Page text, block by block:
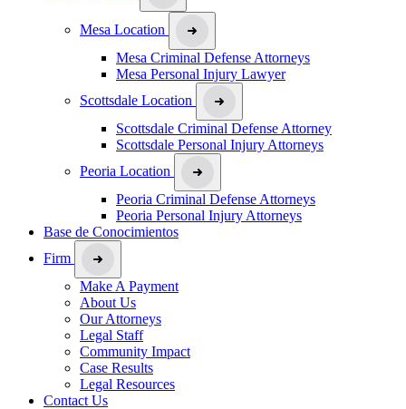
Mesa Location
Mesa Criminal Defense Attorneys
Mesa Personal Injury Lawyer
Scottsdale Location
Scottsdale Criminal Defense Attorney
Scottsdale Personal Injury Attorneys
Peoria Location
Peoria Criminal Defense Attorneys
Peoria Personal Injury Attorneys
Base de Conocimientos
Firm
Make A Payment
About Us
Our Attorneys
Legal Staff
Community Impact
Case Results
Legal Resources
Contact Us